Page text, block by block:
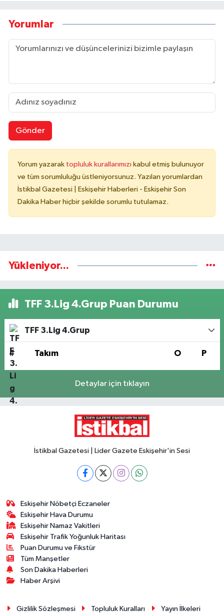
Yorumlar
Gönder
Yorum yazarak topluluk kurallarımızı kabul etmiş bulunuyor
ve tüm sorumluluğu üstleniyorsunuz. Yazılan yorumlardan
İstikbal Gazetesi | Eskişehir Haberleri - Eskişehir Son
Dakika Haber hiçbir şekilde sorumlu tutulamaz.
Yükleniyor...
TFF 3.Lig 4.Grup Puan Durumu
TFF 3.Lig 4.Grup
# Takım O P
Detaylar için tıklayın
İstikbal Gazetesi | Lider Gazete Eskişehir'in Sesi
Eskişehir Nöbetçi Eczaneler
Eskişehir Hava Durumu
Eskişehir Namaz Vakitleri
Eskişehir Trafik Yoğunluk Haritası
Puan Durumu ve Fikstür
Tüm Manşetler
Son Dakika Haberleri
Haber Arşivi
Gizlilik Sözleşmesi Topluluk Kuralları Yayın İlkeleri